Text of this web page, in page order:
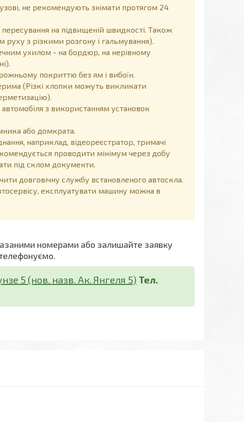
не рекомендують знімати протягом 24
на підвищеній швидкості. Також
з різкими розгону і гальмування).
ухилом - на бордюр, на нерівному
покриттю без ям і вибоїн.
(Різкі хлопки можуть викликати
з використанням установок
або домкрата.
наприклад, відеореєстратор, тримачі
проводити мінімум через добу
під склом документи.
довговічну службу встановленого автоскла.
експлуатувати машину можна в
номерами або залишайте заявку
5 (нов. назв. Ак. Янгеля 5) Тел.